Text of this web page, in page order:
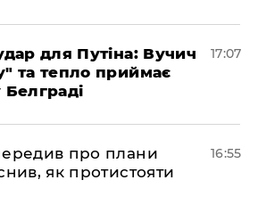
для Путіна: Вучич
та тепло приймає
17:07
про плани
як протистояти
16:55